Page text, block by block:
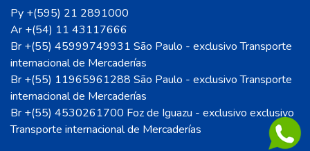
Py +(595) 21 2891000
Ar +(54) 11 43117666
Br +(55) 45999749931 São Paulo - exclusivo Transporte
internacional de Mercaderías
Br +(55) 11965961288 São Paulo - exclusivo Transporte
internacional de Mercaderías
Br +(55) 4530261700 Foz de Iguazu - exclusivo exclusivo
Transporte internacional de Mercaderías